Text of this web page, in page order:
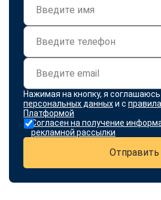
Нажимая на кнопку, я соглашаюсь
персональных данныхи с
Платформой
Согласен на получение
рекламной рассылки
Отправить